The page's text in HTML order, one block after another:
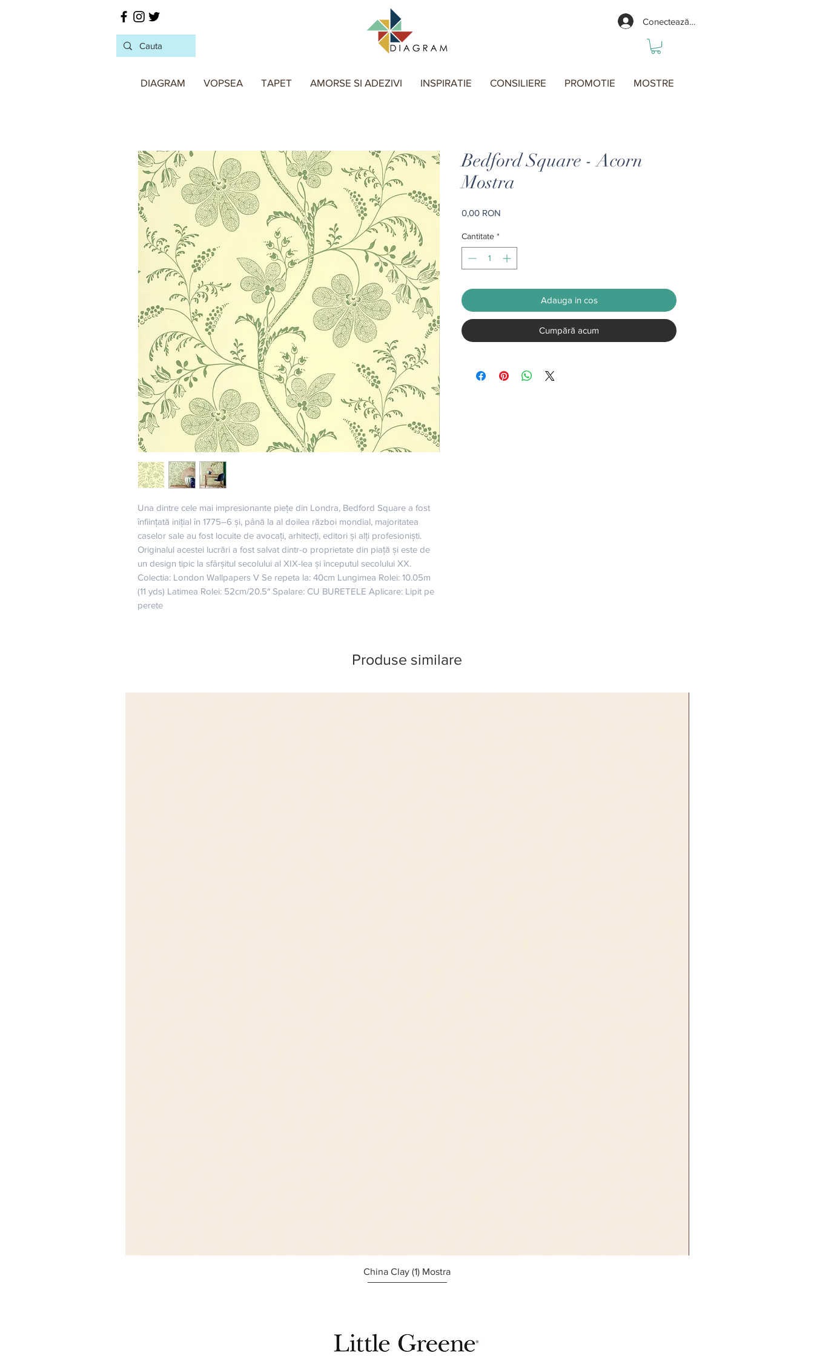
Conectează-te
DIAGRAM VOPSEA TAPET AMORSE SI ADEZIVI INSPIRATIE CONSILIERE PROMOTIE MOSTRE
Una dintre cele mai impresionante piețe din Londra, Bedford Square a fost
înființată inițial în 1775–6 și, până la al doilea război mondial, majoritatea
caselor sale au fost locuite de avocați, arhitecți, editori și alți profesioniști.
Originalul acestei lucrări a fost salvat dintr-o proprietate din piață și este de
un design tipic la sfârșitul secolului al XIX-lea și începutul secolului XX.
Colectia: London Wallpapers V Se repeta la: 40cm Lungimea Rolei: 10.05m
(11 yds) Latimea Rolei: 52cm/20.5″ Spalare: CU BURETELE Aplicare: Lipit pe
perete
Bedford Square - Acorn
Mostra
0,00 RON
Cantitate *
Adauga in cos
Cumpără acum
Produse similare
Afișare rapidă
China Clay (1) Mostra